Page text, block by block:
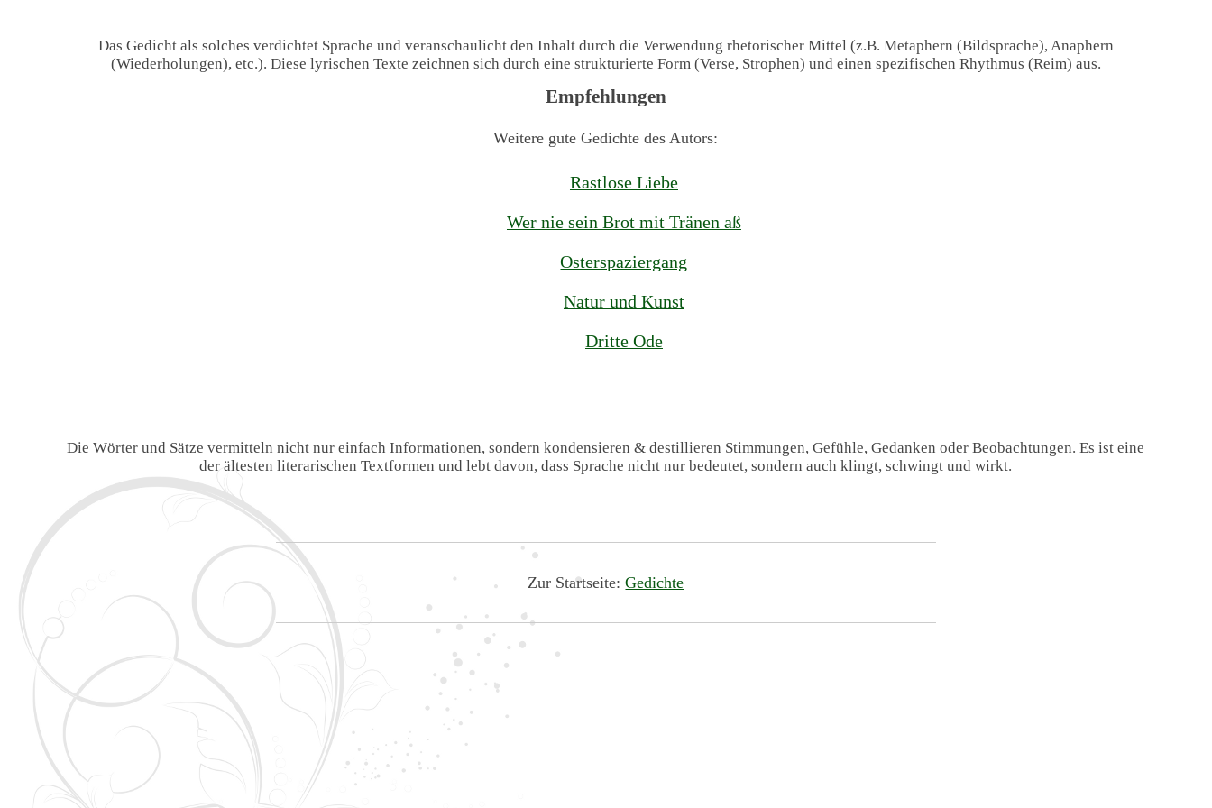
Das Gedicht als solches verdichtet Sprache und veranschaulicht den Inhalt durch die Verwendung rhetorischer Mittel (z.B. Metaphern (Bildsprache), Anaphern
(Wiederholungen), etc.). Diese lyrischen Texte zeichnen sich durch eine strukturierte Form (Verse, Strophen) und einen spezifischen Rhythmus (Reim) aus.
Empfehlungen
Weitere gute Gedichte des Autors:
Rastlose Liebe
Wer nie sein Brot mit Tränen aß
Osterspaziergang
Natur und Kunst
Dritte Ode
Die Wörter und Sätze vermitteln nicht nur einfach Informationen, sondern kondensieren & destillieren Stimmungen, Gefühle, Gedanken oder Beobachtungen. Es ist eine
der ältesten literarischen Textformen und lebt davon, dass Sprache nicht nur bedeutet, sondern auch klingt, schwingt und wirkt.
Zur Startseite:Gedichte